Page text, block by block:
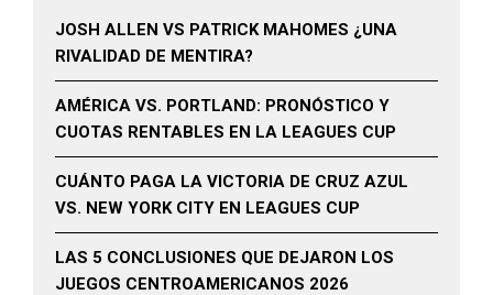
JOSH ALLEN VS PATRICK MAHOMES ¿UNA
RIVALIDAD DE MENTIRA?
AMÉRICA VS. PORTLAND: PRONÓSTICO Y
CUOTAS RENTABLES EN LA LEAGUES CUP
CUÁNTO PAGA LA VICTORIA DE CRUZ AZUL
VS. NEW YORK CITY EN LEAGUES CUP
LAS 5 CONCLUSIONES QUE DEJARON LOS
JUEGOS CENTROAMERICANOS 2026